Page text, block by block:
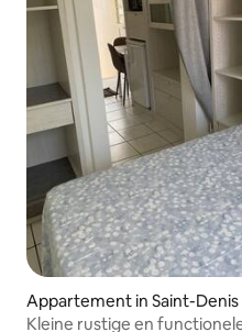
Appartement in Saint-Denis
Kleine rustige en